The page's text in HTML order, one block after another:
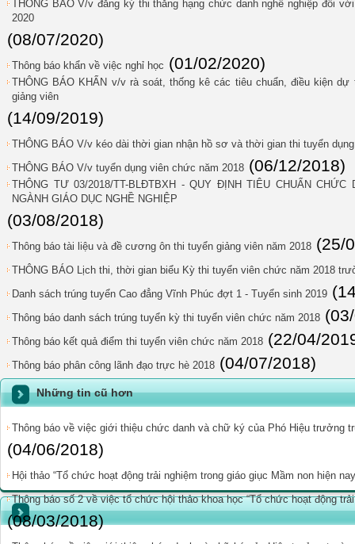
THÔNG BÁO V/v đăng ký thi thăng hạng chức danh nghề nghiệp đối
2020
(08/07/2020)
Thông báo khẩn về việc nghỉ học (01/02/2020)
THÔNG BÁO KHẨN v/v rà soát, thống kê các tiêu chuẩn, điều kiện
giảng viên
(14/09/2019)
THÔNG BÁO V/v kéo dài thời gian nhận hồ sơ và thời gian thi tuyển
THÔNG BÁO V/v tuyển dụng viên chức năm 2018 (06/12/2018)
THÔNG TƯ 03/2018/TT-BLĐTBXH - QUY ĐỊNH TIÊU CHUẨN CHỨC
NGÀNH GIÁO DỤC NGHỀ NGHIỆP
(03/08/2018)
Thông báo tài liệu và đề cương ôn thi tuyển giảng viên năm 2018 (25/
THÔNG BÁO Lịch thi, thời gian biểu Kỳ thi tuyển viên chức năm 2018
Danh sách trúng tuyển Cao đẳng Vĩnh Phúc đợt 1 - Tuyển sinh 2019
Thông báo danh sách trúng tuyển kỳ thi tuyển viên chức năm 2018
Thông báo kết quả điểm thi tuyển viên chức năm 2018 (22/04/
Thông báo phân công lãnh đạo trực hè 2018 (04/07/2018)
Những tin cũ hơn
Thông báo về việc giới thiệu chức danh và chữ ký của Phó Hiệu trưởng
(04/06/2018)
Hội thảo “Tổ chức hoạt động trải nghiệm trong giáo giục Mầm non hiện
Thông báo số 2 về việc tổ chức hội thảo khoa học “Tổ chức hoạt động
(08/03/2018)